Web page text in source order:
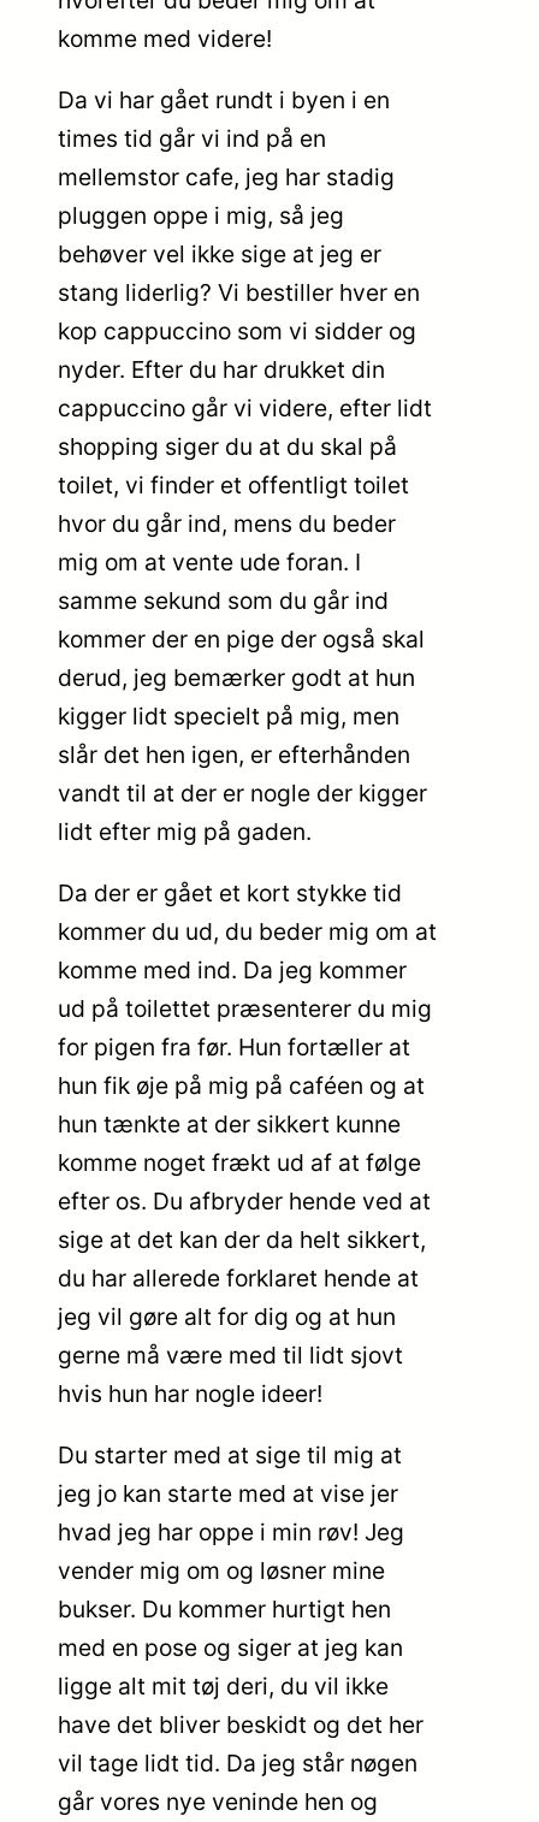
komme med videre!
Da vi har gået rundt i byen i en
times tid går vi ind på en
mellemstor cafe, jeg har stadig
pluggen oppe i mig, så jeg
behøver vel ikke sige at jeg er
stang liderlig? Vi bestiller hver en
kop cappuccino som vi sidder og
nyder. Efter du har drukket din
cappuccino går vi videre, efter lidt
shopping siger du at du skal på
toilet, vi finder et offentligt toilet
hvor du går ind, mens du beder
mig om at vente ude foran. I
samme sekund som du går ind
kommer der en pige der også skal
derud, jeg bemærker godt at hun
kigger lidt specielt på mig, men
slår det hen igen, er efterhånden
vandt til at der er nogle der kigger
lidt efter mig på gaden.
Da der er gået et kort stykke tid
kommer du ud, du beder mig om at
komme med ind. Da jeg kommer
ud på toilettet præsenterer du mig
for pigen fra før. Hun fortæller at
hun fik øje på mig på caféen og at
hun tænkte at der sikkert kunne
komme noget frækt ud af at følge
efter os. Du afbryder hende ved at
sige at det kan der da helt sikkert,
du har allerede forklaret hende at
jeg vil gøre alt for dig og at hun
gerne må være med til lidt sjovt
hvis hun har nogle ideer!
Du starter med at sige til mig at
jeg jo kan starte med at vise jer
hvad jeg har oppe i min røv! Jeg
vender mig om og løsner mine
bukser. Du kommer hurtigt hen
med en pose og siger at jeg kan
ligge alt mit tøj deri, du vil ikke
have det bliver beskidt og det her
vil tage lidt tid. Da jeg står nøgen
går vores nye veninde hen og